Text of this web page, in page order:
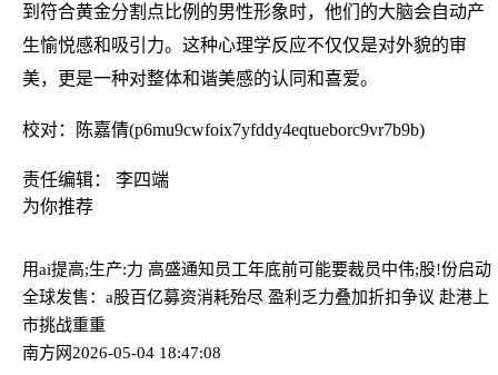
到符合黄金分割点比例的男性形象时，他们的大脑会自动产
生愉悦感和吸引力。这种心理学反应不仅仅是对外貌的审
美，更是一种对整体和谐美感的认同和喜爱。
校对：陈嘉倩(p6mu9cwfoix7yfddy4eqtueborc9vr7b9b)
责任编辑： 李四端
为你推荐
用ai提高;生产:力 高盛通知员工年底前可能要裁员中伟;股!份启动
全球发售：a股百亿募资消耗殆尽 盈利乏力叠加折扣争议 赴港上
市挑战重重
南方网2026-05-04 18:47:08